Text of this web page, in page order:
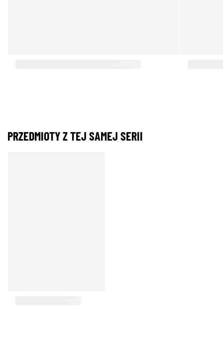
PRZEDMIOTY Z TEJ SAMEJ SERII